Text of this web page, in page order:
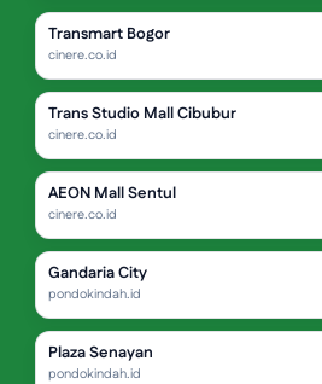
Transmart Bogor
cinere.co.id
Trans Studio Mall Cibubur
cinere.co.id
AEON Mall Sentul
cinere.co.id
Gandaria City
pondokindah.id
Plaza Senayan
pondokindah.id